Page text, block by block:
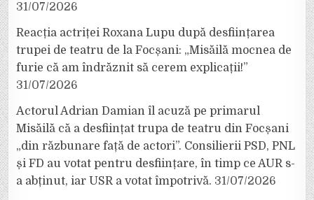
31/07/2026
Reacția actriței Roxana Lupu după desființarea
trupei de teatru de la Focșani: „Misăilă mocnea de
furie că am îndrăznit să cerem explicații!”
31/07/2026
Actorul Adrian Damian îl acuză pe primarul
Misăilă că a desființat trupa de teatru din Focșani
„din răzbunare față de actori”. Consilierii PSD, PNL
și FD au votat pentru desființare, în timp ce AUR s-
a abținut, iar USR a votat împotrivă. 31/07/2026